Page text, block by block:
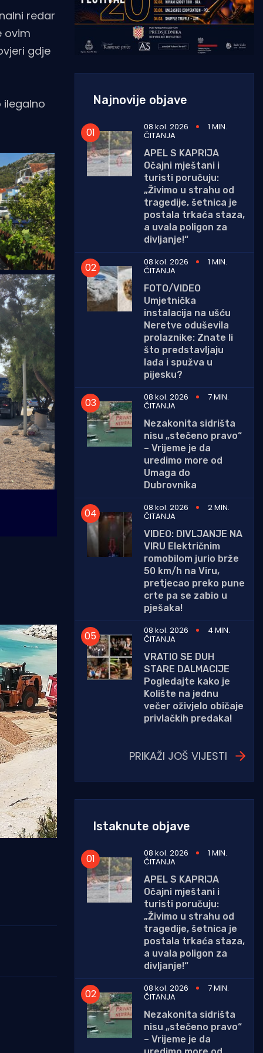
redar
ovim
gdje
ilegalno Najnovije objave
08 kol. 2026 1 MIN.
ČITANJA
APEL S KAPRIJA
Očajni mještani i
turisti poručuju:
„Živimo u strahu od
tragedije, šetnica je
postala trkaća staza,
a uvala poligon za
divljanje!“
08 kol. 2026
1 MIN.
ČITANJA
FOTO/VIDEO
Umjetnička
instalacija na ušću
Neretve oduševila
prolaznike: Znate li
što predstavljaju
lađa i spužva u
pijesku?
08 kol. 2026
7 MIN.
ČITANJA
Nezakonita sidrišta
nisu „stečeno pravo“
– Vrijeme je da
uredimo more od
Umaga do
Dubrovnika
08 kol. 2026
2 MIN.
ČITANJA
VIDEO: DIVLJANJE NA
VIRU Električnim
romobilom jurio brže
50 km/h na Viru,
pretjecao preko pune
crte pa se zabio u
pješaka!
08 kol. 2026
4 MIN.
ČITANJA
VRATIO SE DUH
STARE DALMACIJE
Pogledajte kako je
Kolište na jednu
večer oživjelo običaje
privlačkih predaka!
PRIKAŽI JOŠ VIJESTI
Istaknute objave
08 kol. 2026 1 MIN.
ČITANJA
APEL S KAPRIJA
Očajni mještani i
turisti poručuju:
„Živimo u strahu od
tragedije, šetnica je
postala trkaća staza,
a uvala poligon za
divljanje!“
08 kol. 2026
7 MIN.
ČITANJA
Nezakonita sidrišta
nisu „stečeno pravo“
– Vrijeme je da